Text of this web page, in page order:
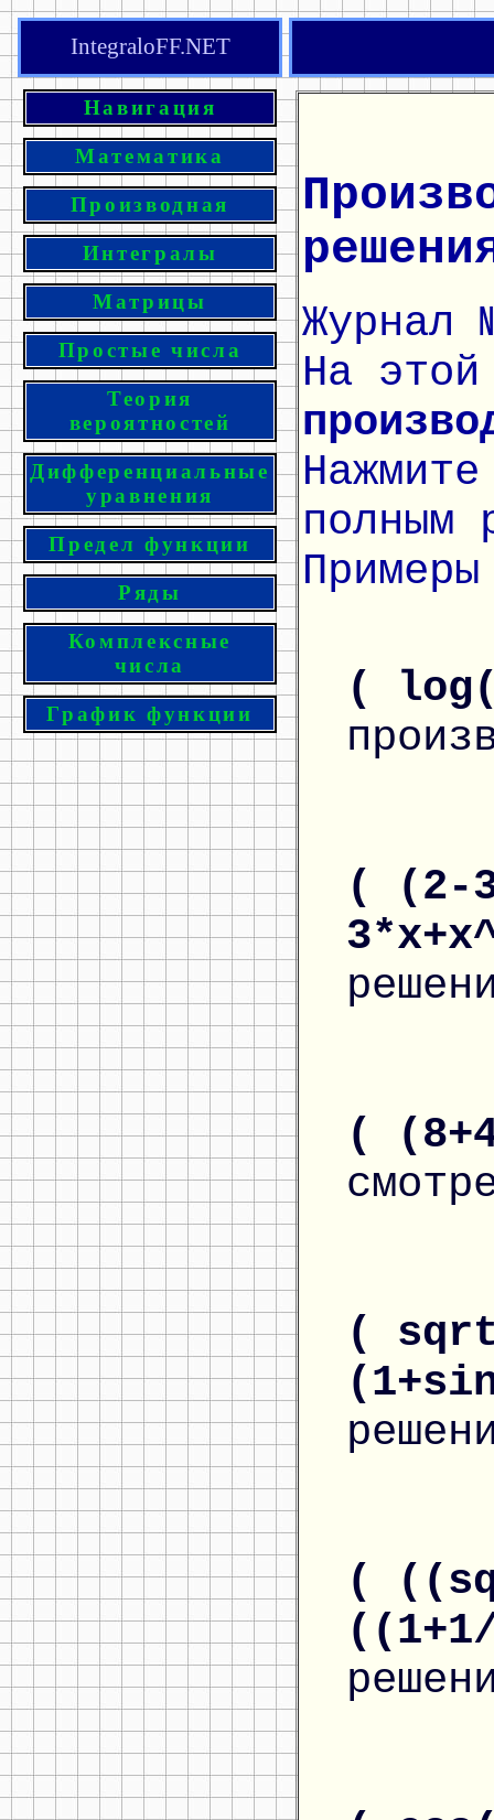
IntegraloFF.NET
Навигация
Математика
Производная
Интегралы
Матрицы
Простые числа
Теория
вероятностей
Дифференциальные
уравнения
Предел функции
Ряды
Комплексные
числа
График функции
Журнал
На
полным
(
( (2-
(
(
(